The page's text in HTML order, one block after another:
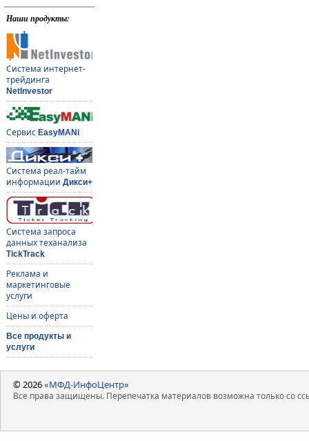
Наши продукты:
Система интернет-
трейдинга
NetInvestor
Сервис EasyMANi
Система реал-тайм
информации Дикси+
Система запроса
данных теханализа
TickTrack
Реклама и
маркетинговые
услуги
Цены и оферта
Все продукты и
услуги
© 2026«МФД-ИнфоЦентр»
Все права защищены. Перепечатка материалов возможна только со